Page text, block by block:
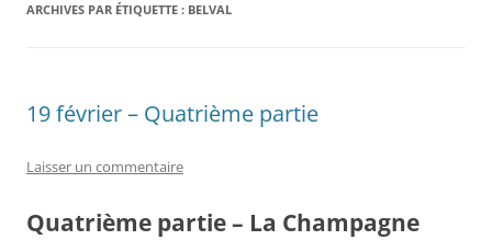
ARCHIVES PAR ÉTIQUETTE : BELVAL
19 février – Quatrième partie
Laisser un commentaire
Quatrième partie – La Champagne